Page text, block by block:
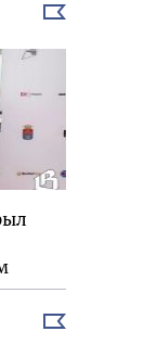
Выбрать
Выбрать